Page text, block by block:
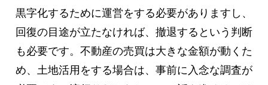
黒字化するために運営をする必要がありますし、
回復の目途が立たなければ、撤退するという判断
も必要です。不動産の売買は大きな金額が動くた
め、土地活用をする場合は、事前に入念な調査が